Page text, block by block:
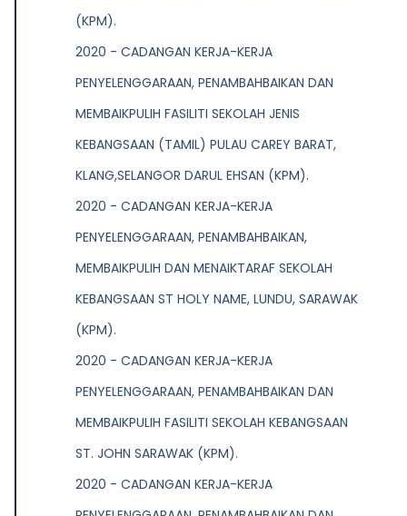
(KPM).
2020 - CADANGAN KERJA-KERJA
PENYELENGGARAAN, PENAMBAHBAIKAN DAN
MEMBAIKPULIH FASILITI SEKOLAH JENIS
KEBANGSAAN (TAMIL) PULAU CAREY BARAT,
KLANG,SELANGOR DARUL EHSAN (KPM).
2020 - CADANGAN KERJA-KERJA
PENYELENGGARAAN, PENAMBAHBAIKAN,
MEMBAIKPULIH DAN MENAIKTARAF SEKOLAH
KEBANGSAAN ST HOLY NAME, LUNDU, SARAWAK
(KPM).
2020 - CADANGAN KERJA-KERJA
PENYELENGGARAAN, PENAMBAHBAIKAN DAN
MEMBAIKPULIH FASILITI SEKOLAH KEBANGSAAN
ST. JOHN SARAWAK (KPM).
2020 - CADANGAN KERJA-KERJA